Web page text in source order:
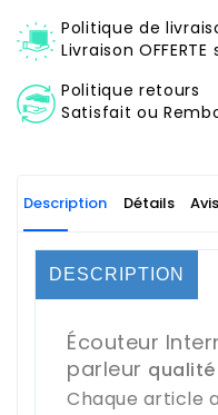
Politique de
Livraison
Politique retours
Satisfait ou
Description Détails Avis
DESCRIPTION
Écouteur
parleur qualité
Chaque article